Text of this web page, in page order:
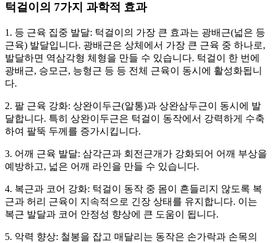
턱걸이의 7가지 과학적 효과
1. 등 근육 집중 발달: 턱걸이의 가장 큰 효과는 광배근(넓은 등
근육) 발달입니다. 광배근은 상체에서 가장 큰 근육 중 하나로,
발달하면 역삼각형 체형을 만들 수 있습니다. 턱걸이 한 번에
광배근, 승모근, 능형근 등 등 전체 근육이 동시에 활성화됩니
다.
2. 팔 근육 강화: 상완이두근(알통)과 상완삼두근이 동시에 발
달합니다. 특히 상완이두근은 턱걸이 동작에서 강력하게 수축
하여 팔뚝 두께를 증가시킵니다.
3. 어깨 근육 발달: 삼각근과 회전근개가 강화되어 어깨 부상을
예방하고, 넓은 어깨 라인을 만들 수 있습니다.
4. 복근과 코어 강화: 턱걸이 동작 중 몸이 흔들리지 않도록 복
근과 허리 근육이 지속적으로 긴장 상태를 유지합니다. 이는
복근 발달과 코어 안정성 향상에 큰 도움이 됩니다.
5. 악력 향상: 철봉을 잡고 매달리는 동작은 손가락과 손목의